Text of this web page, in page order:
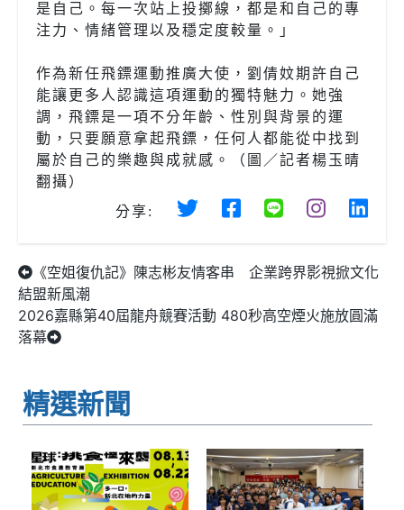
是自己。每一次站上投擲線，都是和自己的專
注力、情緒管理以及穩定度較量。」
作為新任飛鏢運動推廣大使，劉倩妏期許自己
能讓更多人認識這項運動的獨特魅力。她強
調，飛鏢是一項不分年齡、性別與背景的運
動，只要願意拿起飛鏢，任何人都能從中找到
屬於自己的樂趣與成就感。（圖／記者楊玉晴
翻攝）
分享:
《空姐復仇記》陳志彬友情客串 企業跨界影視掀文化
結盟新風潮
2026嘉縣第40屆龍舟競賽活動 480秒高空煙火施放圓滿
落幕
精選新聞